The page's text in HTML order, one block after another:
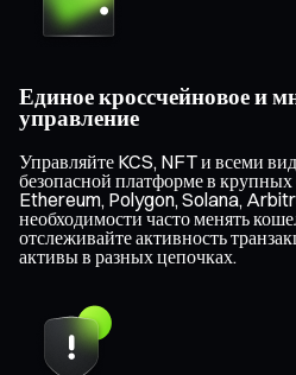
Единое кроссчейновое и
управление
Управляйте KCS, NFT и всеми
безопасной платформе в крупных
Ethereum, Polygon, Solana,
необходимости часто менять
отслеживайте активность
активы в разных цепочках.